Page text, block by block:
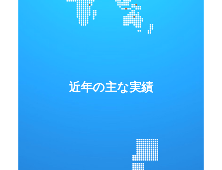
近年の主な実績